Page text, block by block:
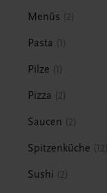
Menüs 2
Pasta 1
Pilze 1
Pizza 2
Saucen 2
Spitzenküche 12
Sushi 2